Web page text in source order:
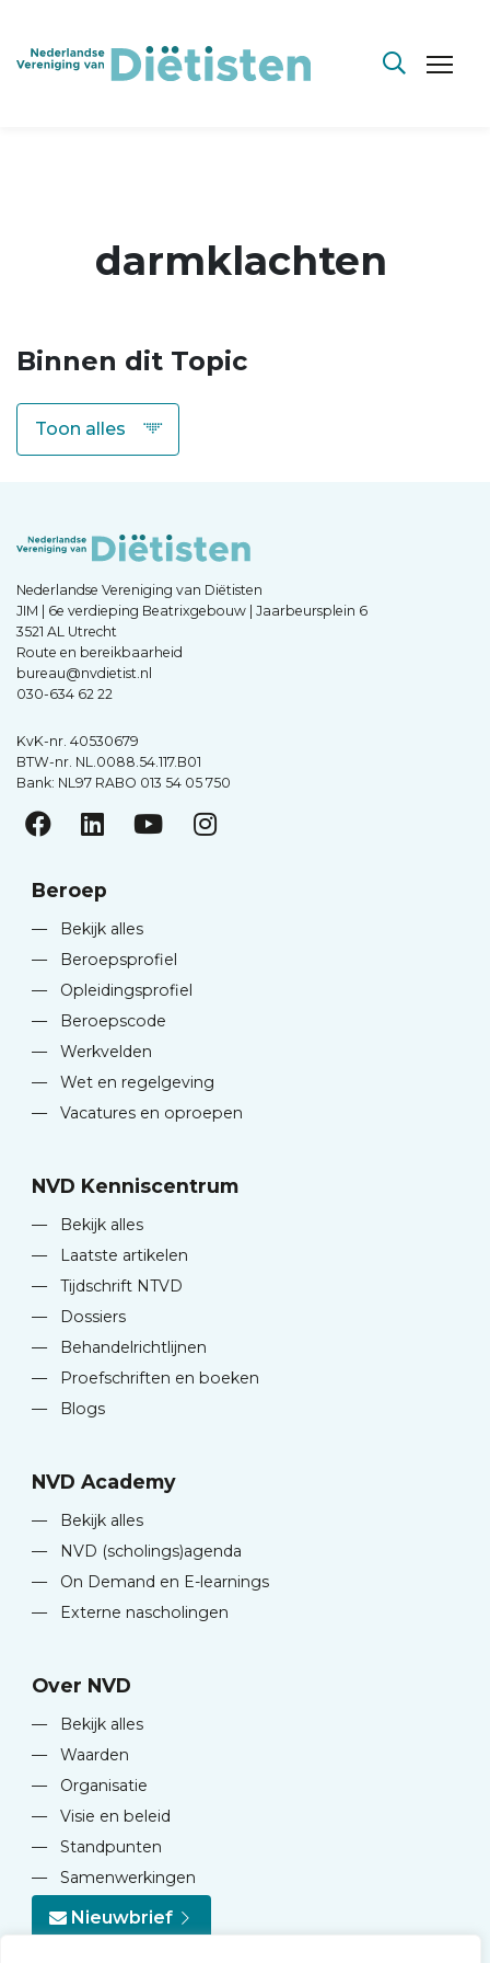
darmklachten
Binnen dit Topic
Nederlandse Vereniging van Diëtisten
JIM | 6e verdieping Beatrixgebouw | Jaarbeursplein 6
3521 AL Utrecht
Route en bereikbaarheid
bureau@nvdietist.nl
030-634 62 22
KvK-nr. 40530679
BTW-nr. NL.0088.54.117.B01
Bank: NL97 RABO 013 54 05 750
Beroep
—
Bekijk alles
—
Beroepsprofiel
—
Opleidingsprofiel
—
Beroepscode
—
Werkvelden
—
Wet en regelgeving
—
Vacatures en oproepen
NVD Kenniscentrum
—
Bekijk alles
—
Laatste artikelen
—
Tijdschrift NTVD
—
Dossiers
—
Behandelrichtlijnen
—
Proefschriften en boeken
—
Blogs
NVD Academy
—
Bekijk alles
—
NVD (scholings)agenda
—
On Demand en E-learnings
—
Externe nascholingen
Over NVD
—
Bekijk alles
—
Waarden
—
Organisatie
—
Visie en beleid
—
Standpunten
—
Samenwerkingen
Nieuwbrief